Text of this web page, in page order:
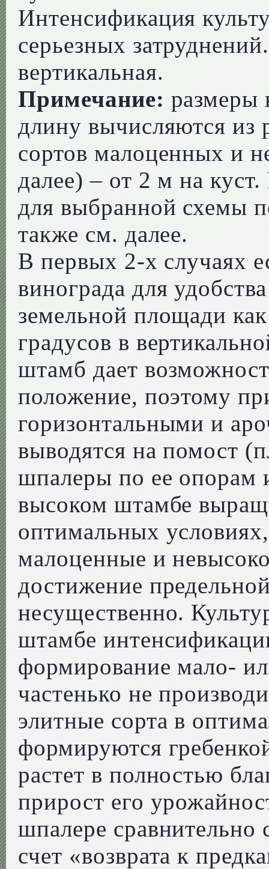
Интенсификация
серьезных
вертикальная.
Примечание: размеры
длину вычисляются из
сортов малоценных и
далее) – от 2 м на
для выбранной схемы
также см. далее.
В первых 2-х случаях
винограда для
земельной площади
градусов в
штамб дает
положение, поэтому
горизонтальными и
выводятся на помост
шпалеры по ее
высоком штамбе
оптимальных
малоценные и
достижение
несущественно.
штамбе
формирование мало-
частенько не
элитные сорта в
формируются
растет в полностью
прирост его
шпалере сравнительно
счет «возврата к